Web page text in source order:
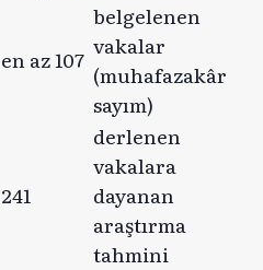
en az 107
belgelenen
vakalar
(muhafazakâr
sayım)
241
derlenen
vakalara
dayanan
araştırma
tahmini